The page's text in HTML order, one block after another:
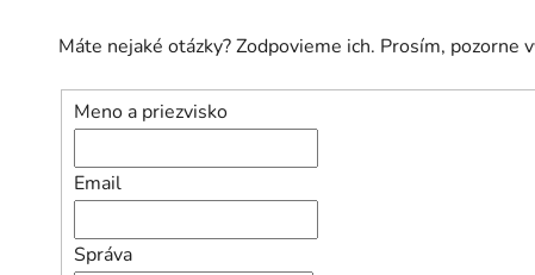
Máte nejaké otázky? Zodpovieme ich. Prosím, pozorne
Meno a priezvisko
Email
Správa